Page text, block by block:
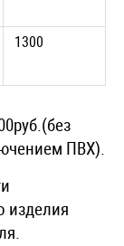
1300
ПВХ).
изделия